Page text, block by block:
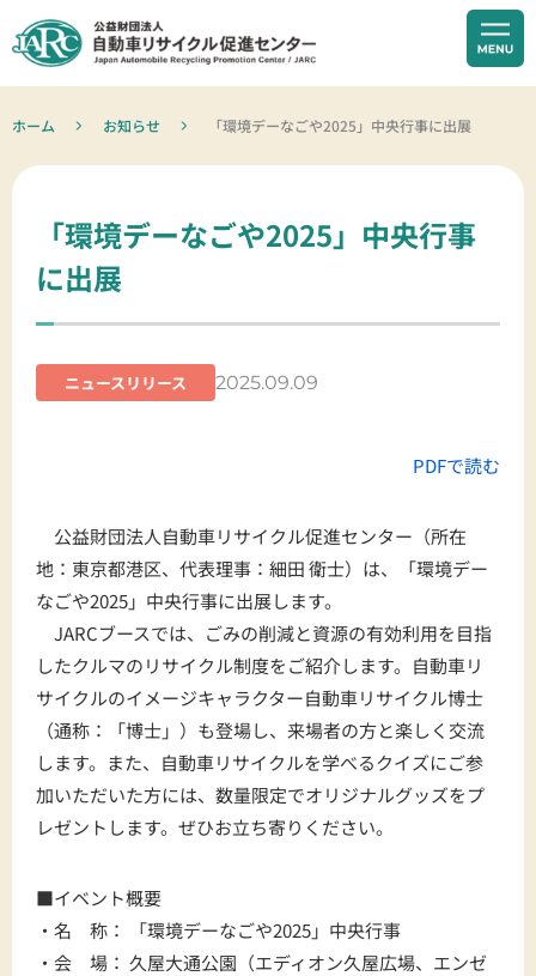
ホーム お知らせ 「環境デーなごや2025」中央行事に出展
「環境デーなごや2025」中央行事
に出展
ニュースリリース 2025.09.09
PDFで読む
公益財団法人自動車リサイクル促進センター（所在
地：東京都港区、代表理事：細田 衛士）は、「環境デー
なごや2025」中央行事に出展します。
JARCブースでは、ごみの削減と資源の有効利用を目指
したクルマのリサイクル制度をご紹介します。自動車リ
サイクルのイメージキャラクター自動車リサイクル博士
（通称：「博士」）も登場し、来場者の方と楽しく交流
します。また、自動車リサイクルを学べるクイズにご参
加いただいた方には、数量限定でオリジナルグッズをプ
レゼントします。ぜひお立ち寄りください。
■イベント概要
・名 称： 「環境デーなごや2025」中央行事
・会 場： 久屋大通公園（エディオン久屋広場、エンゼ